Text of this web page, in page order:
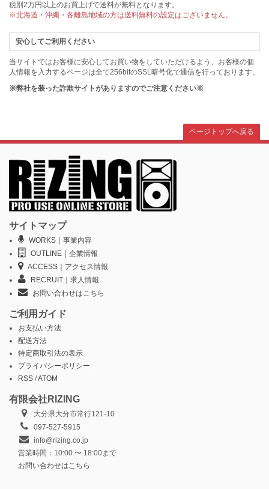
税別2万円以上のお買上げで送料が無料となります。
※北海道・沖縄・各離島地域の方は送料無料の設定はございません。
安心してご利用ください
当サイトではお客様に安心してお買い物をしていただけるよう、お客様の個
人情報を入力するページは全て256bitのSSL暗号化で通信を行っております。
※弊社を装った詐欺サイトがありますのでご注意ください※
ページトップへ戻る
サイトマップ
WORKS｜事業内容
OUTLINE｜企業情報
ACCESS｜アクセス情報
RECRUIT｜求人情報
お問い合わせはこちら
ご利用ガイド
お支払い方法
配送方法
特定商取引法の表示
プライバシーポリシー
RSS /ATOM
有限会社RIZING
大分県大分市常行121-10
097-527-5915
info@rizing.co.jp
営業時間：10:00 〜 18:00まで
お問い合わせはこちら